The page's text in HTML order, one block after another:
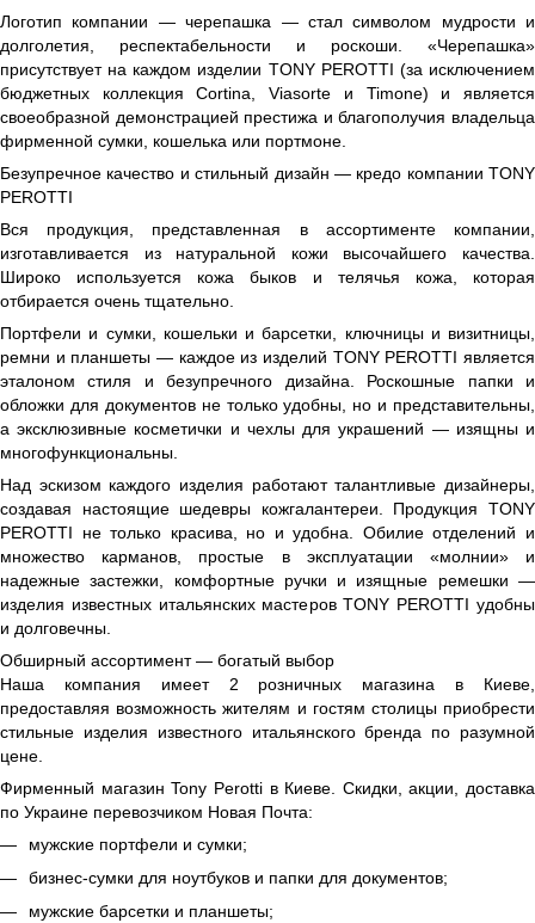
Логотип компании — черепашка — стал символом мудрости и
долголетия, респектабельности и роскоши. «Черепашка»
присутствует на каждом изделии TONY PEROTTI (за исключением
бюджетных коллекция Cortina, Viasorte и Timone) и является
своеобразной демонстрацией престижа и благополучия владельца
фирменной сумки, кошелька или портмоне.
Безупречное качество и стильный дизайн — кредо компании TONY
PEROTTI
Вся продукция, представленная в ассортименте компании,
изготавливается из натуральной кожи высочайшего качества.
Широко используется кожа быков и телячья кожа, которая
отбирается очень тщательно.
Портфели и сумки, кошельки и барсетки, ключницы и визитницы,
ремни и планшеты — каждое из изделий TONY PEROTTI является
эталоном стиля и безупречного дизайна. Роскошные папки и
обложки для документов не только удобны, но и представительны,
а эксклюзивные косметички и чехлы для украшений — изящны и
многофункциональны.
Над эскизом каждого изделия работают талантливые дизайнеры,
создавая настоящие шедевры кожгалантереи. Продукция TONY
PEROTTI не только красива, но и удобна. Обилие отделений и
множество карманов, простые в эксплуатации «молнии» и
надежные застежки, комфортные ручки и изящные ремешки —
изделия известных итальянских мастеров TONY PEROTTI удобны
и долговечны.
Обширный ассортимент — богатый выбор
Наша компания имеет 2 розничных магазина в Киеве,
предоставляя возможность жителям и гостям столицы приобрести
стильные изделия известного итальянского бренда по разумной
цене.
Фирменный магазин Tony Perotti в Киеве. Скидки, акции, доставка
по Украине перевозчиком Новая Почта:
мужские портфели и сумки;
бизнес-сумки для ноутбуков и папки для документов;
мужские барсетки и планшеты;